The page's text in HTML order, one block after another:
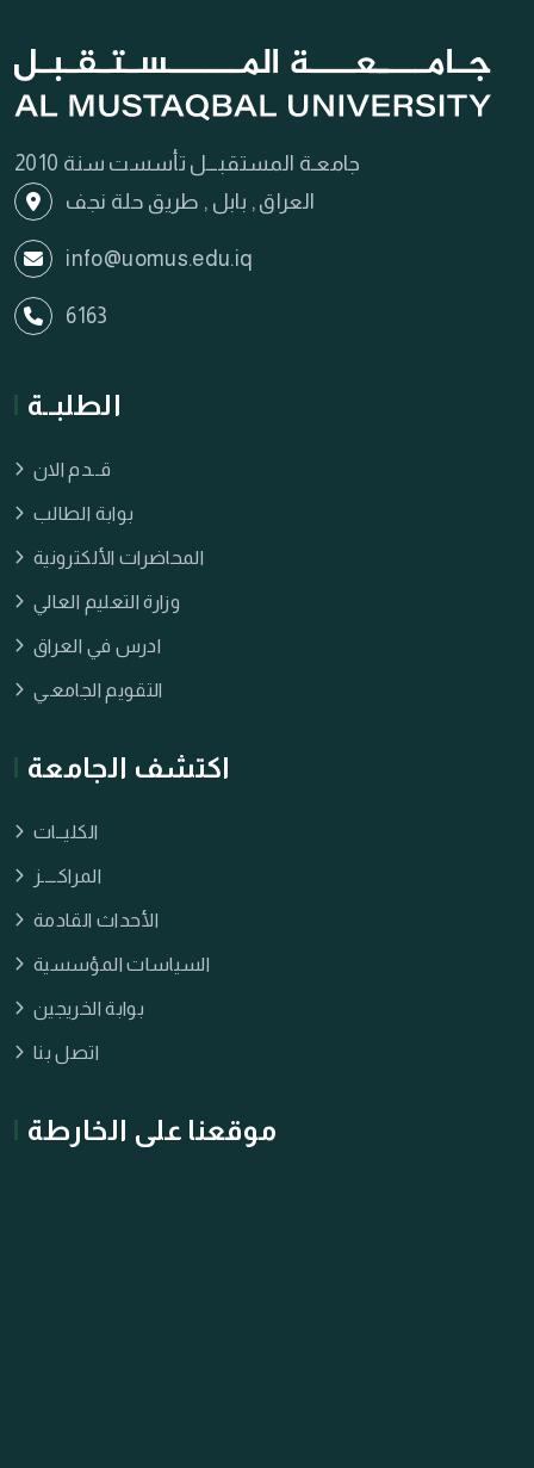
جامعـة المستقبـــل تأسست سنة 2010
العراق , بابل , طريق حلة نجف
info@uomus.edu.iq
6163
الطلبــة
قــدم الان
بوابة الطالب
المحاضرات الألكترونية
وزارة التعليم العالي
ادرس في العراق
التقويم الجامعـي
اكتشف الجامعة
الكليــات
المراكــــز
الأحداث القادمة
السياسات المؤسسية
بوابة الخريجين
اتصل بنا
موقعنا على الخارطة